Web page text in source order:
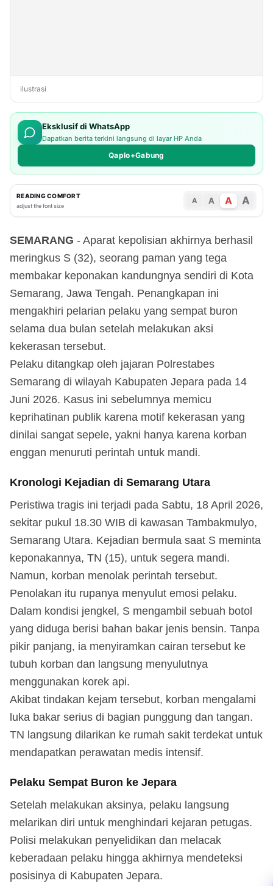
ilustrasi
Eksklusif di WhatsApp
Dapatkan berita terkini langsung di layar HP Anda
Qaplo+Gabung
READING COMFORT
adjust the font size
A A A A
SEMARANG - Aparat kepolisian akhirnya berhasil
meringkus S (32), seorang paman yang tega
membakar keponakan kandungnya sendiri di Kota
Semarang, Jawa Tengah. Penangkapan ini
mengakhiri pelarian pelaku yang sempat buron
selama dua bulan setelah melakukan aksi
kekerasan tersebut.
Pelaku ditangkap oleh jajaran Polrestabes
Semarang di wilayah Kabupaten Jepara pada 14
Juni 2026. Kasus ini sebelumnya memicu
keprihatinan publik karena motif kekerasan yang
dinilai sangat sepele, yakni hanya karena korban
enggan menuruti perintah untuk mandi.
Kronologi Kejadian di Semarang Utara
Peristiwa tragis ini terjadi pada Sabtu, 18 April 2026,
sekitar pukul 18.30 WIB di kawasan Tambakmulyo,
Semarang Utara. Kejadian bermula saat S meminta
keponakannya, TN (15), untuk segera mandi.
Namun, korban menolak perintah tersebut.
Penolakan itu rupanya menyulut emosi pelaku.
Dalam kondisi jengkel, S mengambil sebuah botol
yang diduga berisi bahan bakar jenis bensin. Tanpa
pikir panjang, ia menyiramkan cairan tersebut ke
tubuh korban dan langsung menyulutnya
menggunakan korek api.
Akibat tindakan kejam tersebut, korban mengalami
luka bakar serius di bagian punggung dan tangan.
TN langsung dilarikan ke rumah sakit terdekat untuk
mendapatkan perawatan medis intensif.
Pelaku Sempat Buron ke Jepara
Setelah melakukan aksinya, pelaku langsung
melarikan diri untuk menghindari kejaran petugas.
Polisi melakukan penyelidikan dan melacak
keberadaan pelaku hingga akhirnya mendeteksi
posisinya di Kabupaten Jepara.